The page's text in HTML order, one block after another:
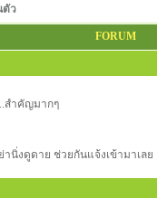
ตัว
FORUM
สำคัญมากๆ
นิ่งดูดาย ช่วยกันแจ้งเข้ามาเลย